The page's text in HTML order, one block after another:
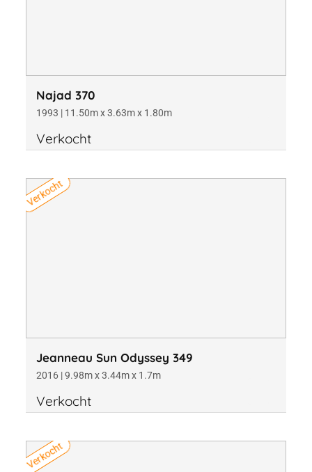
Najad 370
1993 | 11.50m x 3.63m x 1.80m
Verkocht
Verkocht
Jeanneau Sun Odyssey 349
2016 | 9.98m x 3.44m x 1.7m
Verkocht
Verkocht